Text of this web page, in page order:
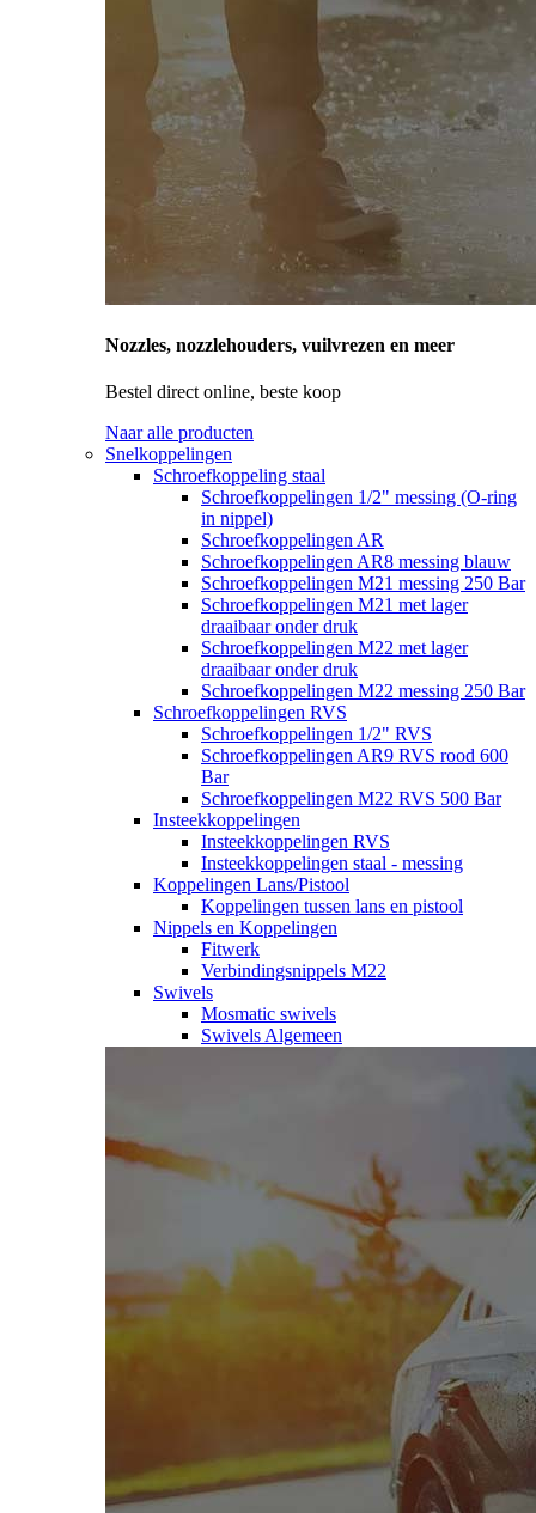
Nozzles, nozzlehouders, vuilvrezen en meer
Bestel direct online, beste koop
Naar alle producten
Snelkoppelingen
Schroefkoppeling staal
Schroefkoppelingen 1/2" messing (O-ring
in nippel)
Schroefkoppelingen AR
Schroefkoppelingen AR8 messing blauw
Schroefkoppelingen M21 messing 250 Bar
Schroefkoppelingen M21 met lager
draaibaar onder druk
Schroefkoppelingen M22 met lager
draaibaar onder druk
Schroefkoppelingen M22 messing 250 Bar
Schroefkoppelingen RVS
Schroefkoppelingen 1/2" RVS
Schroefkoppelingen AR9 RVS rood 600
Bar
Schroefkoppelingen M22 RVS 500 Bar
Insteekkoppelingen
Insteekkoppelingen RVS
Insteekkoppelingen staal - messing
Koppelingen Lans/Pistool
Koppelingen tussen lans en pistool
Nippels en Koppelingen
Fitwerk
Verbindingsnippels M22
Swivels
Mosmatic swivels
Swivels Algemeen